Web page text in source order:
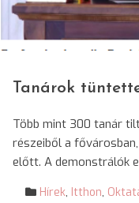
Tanárok
Több mint 300 tanár
részeiből a
előtt. A demonstrálók
Hírek, Itthon,